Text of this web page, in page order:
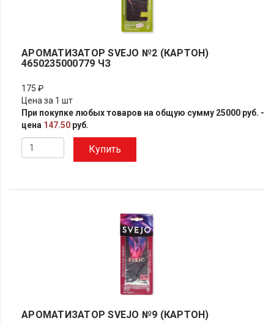
АРОМАТИЗАТОР SVEJO №2 (КАРТОН)
4650235000779 ЧЗ
175 ₽
Цена за 1 шт
При покупке любых товаров на общую сумму 25000 руб. -
цена 147.50 руб.
Купить
АРОМАТИЗАТОР SVEJO №9 (КАРТОН)